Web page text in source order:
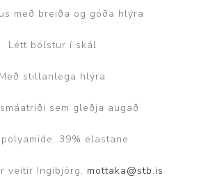
með breiða og góða hlýra
Létt bólstur í skál
Með stillanlega hlýra
sem gleðja augað
39% elastane
veitir Ingibjörg, mottaka@stb.is